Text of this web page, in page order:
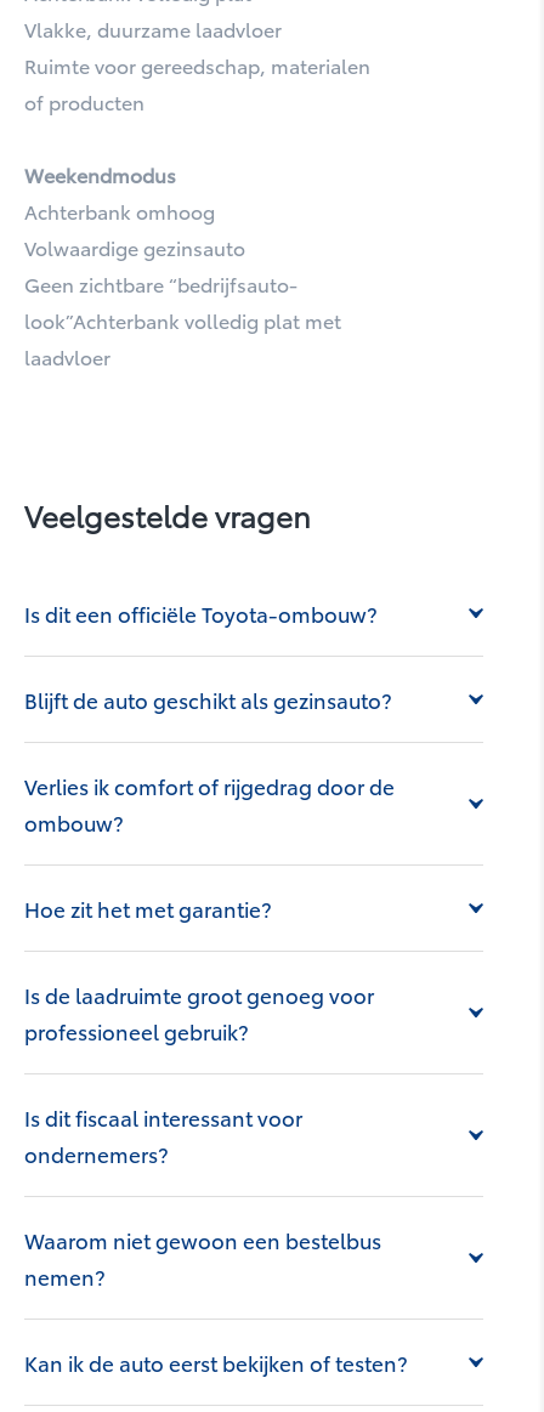
Prius
Highlander
Hilux
Land Cruiser
Vlakke, duurzame laadvloer
Ruimte voor gereedschap, materialen
of producten
Weekendmodus
Achterbank omhoog
Volwaardige gezinsauto
Geen zichtbare “bedrijfsauto-
look”Achterbank volledig plat met
laadvloer
Veelgestelde vragen
Is dit een officiële Toyota-ombouw?
Blijft de auto geschikt als gezinsauto?
Verlies ik comfort of rijgedrag door de
ombouw?
Hoe zit het met garantie?
Is de laadruimte groot genoeg voor
professioneel gebruik?
Is dit fiscaal interessant voor
ondernemers?
Waarom niet gewoon een bestelbus
nemen?
Kan ik de auto eerst bekijken of testen?